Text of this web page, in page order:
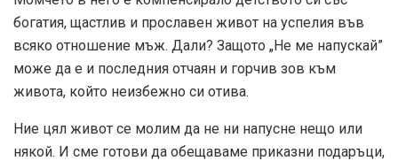
богатия, щастлив и прославен живот на успелия във
всяко отношение мъж. Дали? Защото „Не ме напускай”
може да е и последния отчаян и горчив зов към
живота, който неизбежно си отива.
Ние цял живот се молим да не ни напусне нещо или
някой. И сме готови да обещаваме приказни подаръци,